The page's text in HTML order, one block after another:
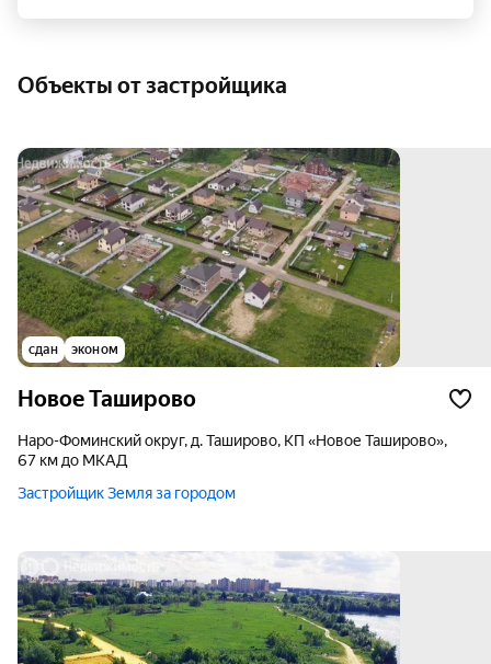
Объекты от застройщика
сдан эконом
Новое Таширово
Наро-Фоминский округ, д. Таширово, КП «Новое Таширово»,
67 км до МКАД
Застройщик Земля за городом